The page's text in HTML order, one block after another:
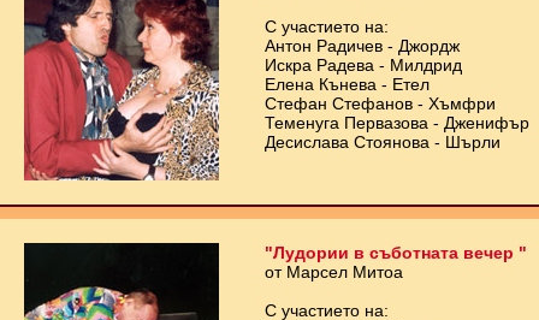
С участието на:
Антон Радичев - Джордж
Искра Радева - Милдрид
Елена Кънева - Етел
Стефан Стефанов - Хъмфри
Теменуга Первазова - Дженифър
Десислава Стоянова - Шърли
"Лудории в съботната вечер "
от Марсел Митоа
С участието на: